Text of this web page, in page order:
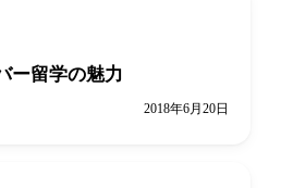
ー留学の魅力
2018年6月20日